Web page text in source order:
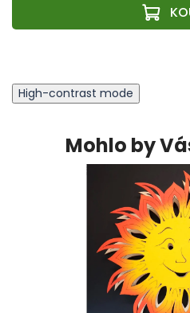
High-contrast mode
Mohlo by